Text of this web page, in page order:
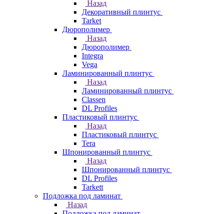
Назад
Декоративный плинтус
Tarket
Дюрополимер
Назад
Дюрополимер
Integra
Vega
Ламинированный плинтус
Назад
Ламинированный плинтус
Classen
DL Profiles
Пластиковый плинтус
Назад
Пластиковый плинтус
Tera
Шпонированный плинтус
Назад
Шпонированный плинтус
DL Profiles
Tarkett
Подложка под ламинат
Назад